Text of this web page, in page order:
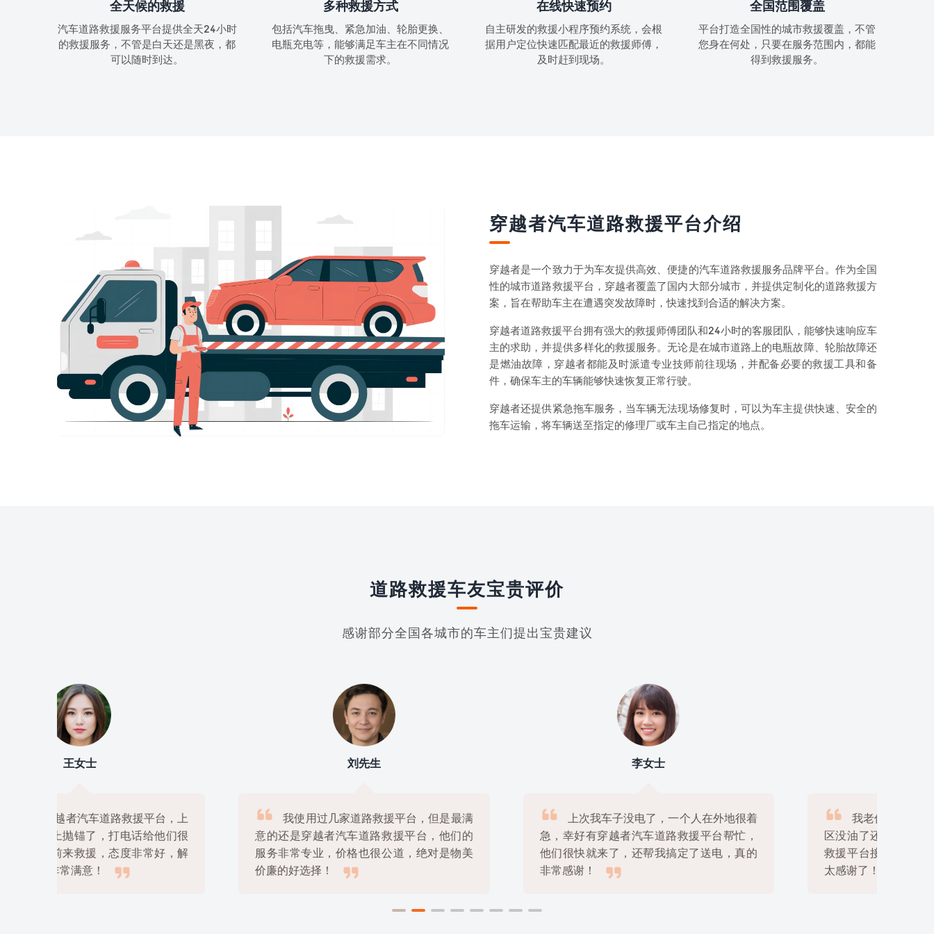
全天候的救援
汽车道路救援服务平台提供全天24小时
的救援服务，不管是白天还是黑夜，都
可以随时到达。
多种救援方式
包括汽车拖曳、紧急加油、轮胎更换、
电瓶充电等，能够满足车主在不同情况
下的救援需求。
在线快速预约
自主研发的救援小程序预约系统，会根
据用户定位快速匹配最近的救援师傅，
及时赶到现场。
全国范围覆盖
平台打造全国性的城市救援覆盖，不管
您身在何处，只要在服务范围内，都能
得到救援服务。
穿越者汽车道路救援平台介绍
穿越者是一个致力于为车友提供高效、便捷的汽车道路救援服务品牌平台。作为全国
性的城市道路救援平台，穿越者覆盖了国内大部分城市，并提供定制化的道路救援方
案，旨在帮助车主在遭遇突发故障时，快速找到合适的解决方案。
穿越者道路救援平台拥有强大的救援师傅团队和24小时的客服团队，能够快速响应车
主的求助，并提供多样化的救援服务。无论是在城市道路上的电瓶故障、轮胎故障还
是燃油故障，穿越者都能及时派遣专业技师前往现场，并配备必要的救援工具和备
件，确保车主的车辆能够快速恢复正常行驶。
穿越者还提供紧急拖车服务，当车辆无法现场修复时，可以为车主提供快速、安全的
拖车运输，将车辆送至指定的修理厂或车主自己指定的地点。
道路救援车友宝贵评价
感谢部分全国各城市的车主们提出宝贵建议

我使用过几家道路救援平台，但是最满
意的还是穿越者汽车道路救援平台，他们的
服务非常专业，价格也很公道，绝对是物美
价廉的好选择！

上次我车子没电了，一个人在外地很着
急，幸好有穿越者汽车道路救援平台帮忙，
他们很快就来了，还帮我搞定了送电，真的
非常感谢！

我老伴在山区开车走错了路，走到无人
区没油了还下了雨天，幸好穿越者汽车道路
救援平台接到电话后立刻派人来支援，真是